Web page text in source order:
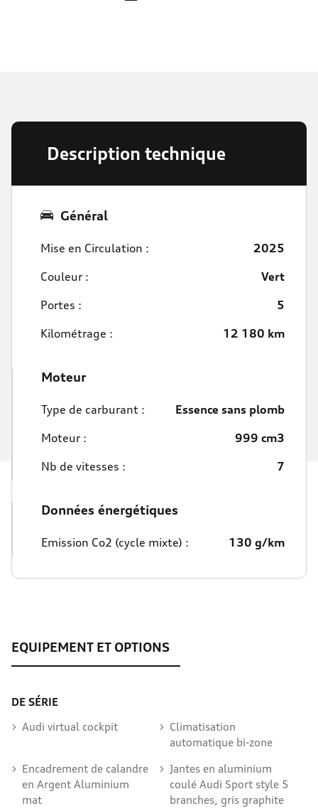
Description technique
Général
Mise en Circulation :
2025
Couleur :
Vert
Portes :
5
Kilométrage :
12 180 km
Moteur
Type de carburant :
Essence sans plomb
Moteur :
999 cm3
Nb de vitesses :
7
Données énergétiques
Emission Co2 (cycle mixte) : 130 g/km
DE SÉRIE
Audi virtual cockpit
Climatisation
automatique bi-zone
Encadrement de calandre
en Argent Aluminium
mat
Jantes en aluminium
coulé Audi Sport style 5
branches, gris graphite